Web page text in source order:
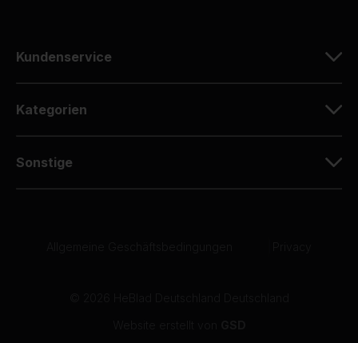
Kundenservice
Kategorien
Sonstige